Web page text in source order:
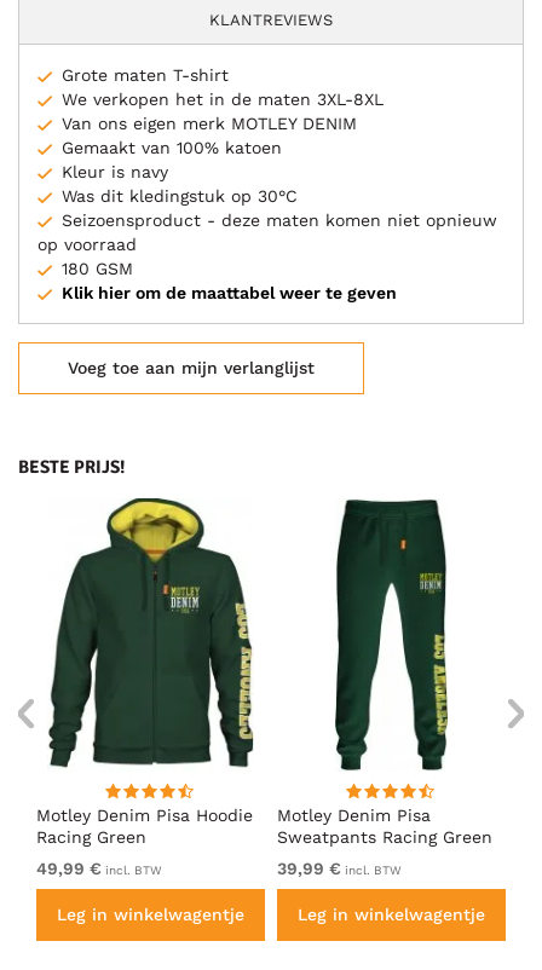
KLANTREVIEWS
Grote maten T-shirt
We verkopen het in de maten 3XL-8XL
Van ons eigen merk MOTLEY DENIM
Gemaakt van 100% katoen
Kleur is navy
Was dit kledingstuk op 30°C
Seizoensproduct - deze maten komen niet opnieuw
op voorraad
180 GSM
Klik hier om de maattabel weer te geven
Voeg toe aan mijn verlanglijst
BESTE PRIJS!
Motley Denim Pisa Hoodie
Racing Green
49,99 € incl. BTW
Leg in winkelwagentje
Motley Denim Pisa
Sweatpants Racing Green
39,99 € incl. BTW
Leg in winkelwagentje